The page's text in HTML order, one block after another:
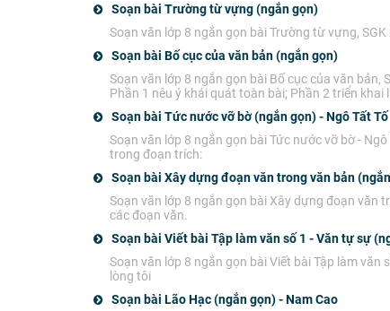
Soạn bài Trường từ vựng (ngắn gọn)
Soạn văn lớp 8 ngắn gọn bài Trường từ vựng,
Soạn bài Bố cục của văn bản (ngắn gọn)
Soạn văn lớp 8 ngắn gọn bài Bố cục của văn bản,
Phần 1 nêu ý khái quát toàn bài; Phần 2 triển khai
Soạn bài Tức nước vỡ bờ (ngắn gọn) - Ngô Tất Tố
Soạn văn lớp 8 ngắn gọn bài Tức nước vỡ bờ -
trong đoạn trích:
Soạn bài Xây dựng đoạn văn trong văn bản
Soạn văn lớp 8 ngắn gọn bài Xây dựng đoạn văn
các đoạn văn.
Soạn bài Viết bài Tập làm văn số 1 - Văn tự sự
Soạn văn lớp 8 ngắn gọn bài Viết bài Tập làm
lòng tôi
Soạn bài Lão Hạc (ngắn gọn) - Nam Cao